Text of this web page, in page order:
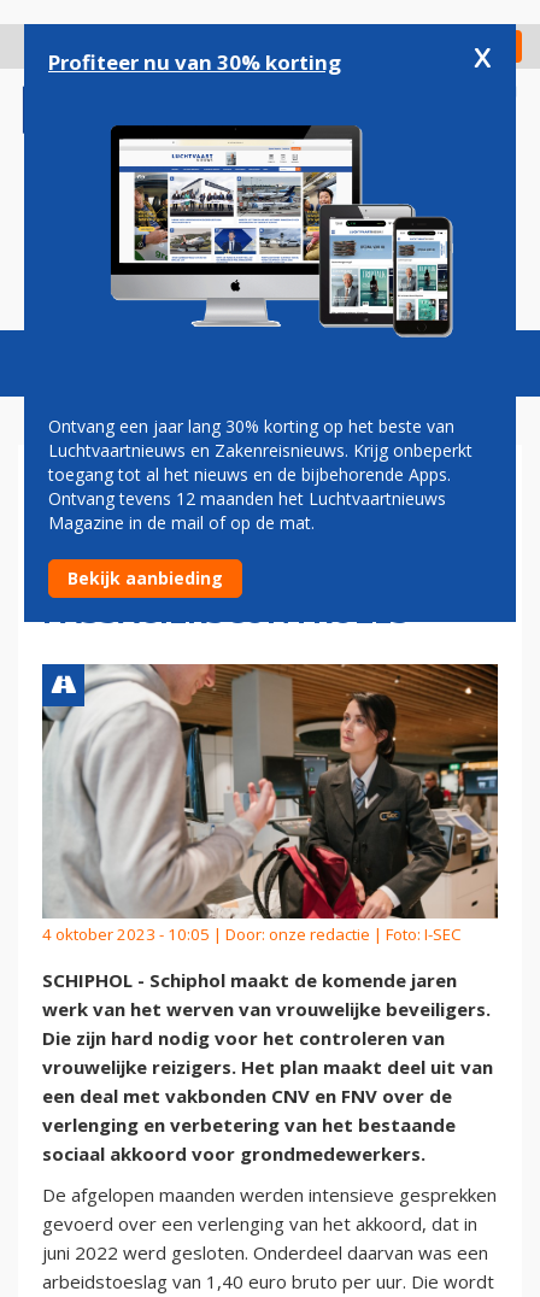
gaan
Check in
Magazine Podcasts Vacatures
SCHIPHOL WIL MEER
VROUWELIJKE BEVEILIGERS
WERVEN VOOR
PASSAGIERSCONTROLES
4 oktober 2023 - 10:05 | Door: onze redactie | Foto: I-SEC
SCHIPHOL - Schiphol maakt de komende jaren
werk van het werven van vrouwelijke beveiligers.
Die zijn hard nodig voor het controleren van
vrouwelijke reizigers. Het plan maakt deel uit van
een deal met vakbonden CNV en FNV over de
verlenging en verbetering van het bestaande
sociaal akkoord voor grondmedewerkers.
De afgelopen maanden werden intensieve gesprekken
gevoerd over een verlenging van het akkoord, dat in
juni 2022 werd gesloten. Onderdeel daarvan was een
arbeidstoeslag van 1,40 euro bruto per uur. Die wordt
Profiteer nu van 30% korting x
Ontvang een jaar lang 30% korting op het beste van
Luchtvaartnieuws en Zakenreisnieuws. Krijg onbeperkt
toegang tot al het nieuws en de bijbehorende Apps.
Ontvang tevens 12 maanden het Luchtvaartnieuws
Magazine in de mail of op de mat.
Bekijk aanbieding